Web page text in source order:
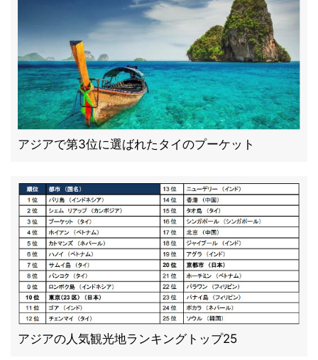
アジアで第3位に選ばれたタイのプーケット
アジアの人気観光地ランキングトップ25